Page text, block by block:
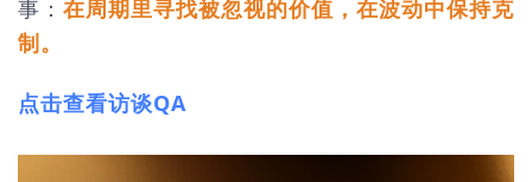
事： 在周期里寻找被忽视的价值，在波动中保持克
制。
点击查看访谈QA